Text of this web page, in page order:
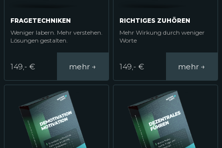
FRAGETECHNIKEN
Weniger labern. Mehr verstehen.
Lösungen gestalten.
149,- €
RICHTIGES ZUHÖREN
Mehr Wirkung durch weniger
Worte
149,- €